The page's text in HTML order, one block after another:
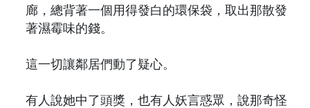
廊，總背著一個用得發白的環保袋，取出那散發
著濕霉味的錢。
這一切讓鄰居們動了疑心。
有人說她中了頭獎，也有人妖言惑眾，說那奇怪